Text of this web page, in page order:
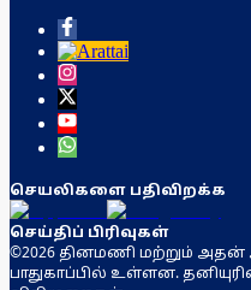
செயலிகளை பதிவிறக்க
செய்திப் பிரிவுகள்
©2026 தினமணி மற்றும்
பாதுகாப்பில் உள்ளன.